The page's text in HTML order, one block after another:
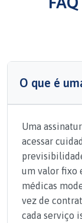
O que é
Uma
acessar
um valor fixo
médicas
vez de
cada serviço